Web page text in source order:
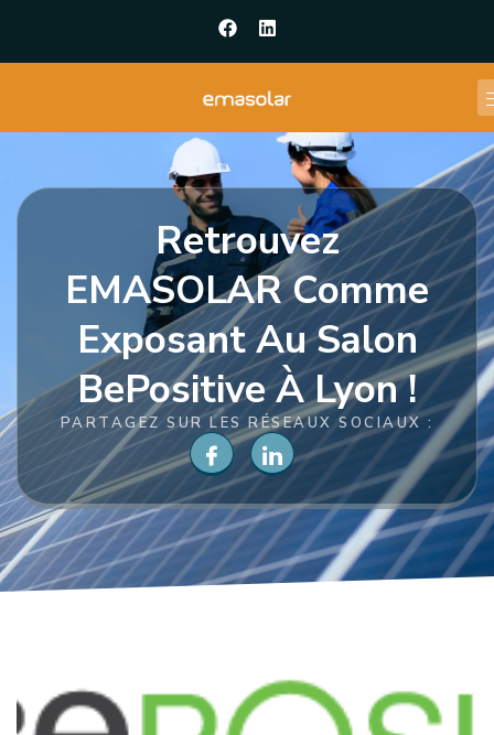
Retrouvez
EMASOLAR Comme
Exposant Au Salon
BePositive À Lyon !
PARTAGEZ SUR LES RÉSEAUX SOCIAUX :